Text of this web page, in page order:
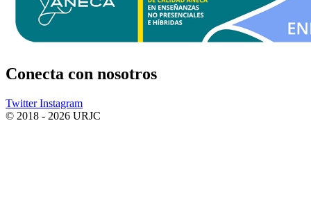
Conecta con nosotros
Twitter Instagram
© 2018 - 2026 URJC